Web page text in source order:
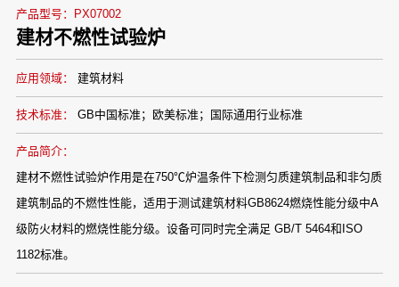
产品型号：PX07002
建材不燃性试验炉
应用领域： 建筑材料
技术标准： GB中国标准；欧美标准；国际通用行业标准
产品简介：
建材不燃性试验炉作用是在750℃炉温条件下检测匀质建筑制品和非匀质
建筑制品的不燃性性能，适用于测试建筑材料GB8624燃烧性能分级中A
级防火材料的燃烧性能分级。设备可同时完全满足 GB/T 5464和ISO
1182标准。